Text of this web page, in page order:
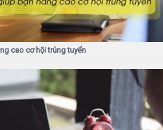
cao cơ hội trúng tuyển